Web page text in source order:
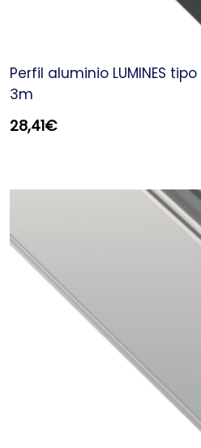
Perfil aluminio LUMINES
3m
28,41€